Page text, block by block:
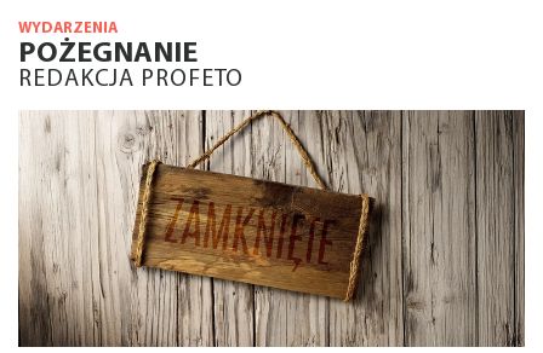
WYDARZENIA
POŻEGNANIE
REDAKCJA PROFETO